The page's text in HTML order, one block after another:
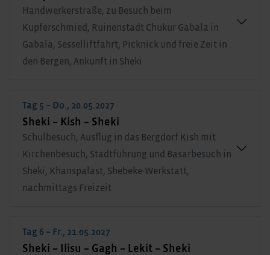
Handwerkerstraße, zu Besuch beim
Kupferschmied, Ruinenstadt Chukur Gabala in
Gabala, Sesselliftfahrt, Picknick und freie Zeit in
den Bergen, Ankunft in Sheki
Tag 5 – Do., 20.05.2027
Sheki – Kish – Sheki
Schulbesuch, Ausflug in das Bergdorf Kish mit
Kirchenbesuch, Stadtführung und Basarbesuch in
Sheki, Khanspalast, Shebeke-Werkstatt,
nachmittags Freizeit
Tag 6 – Fr., 21.05.2027
Sheki – Ilisu – Gagh – Lekit – Sheki